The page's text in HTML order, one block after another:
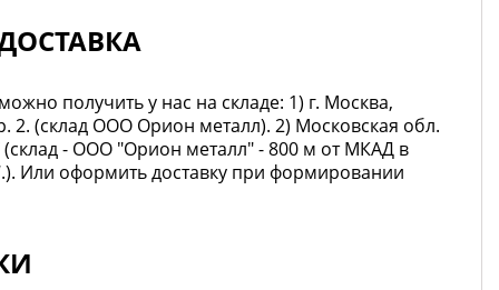
получить у нас на складе: 1) г. Москва,
2. (склад ООО Орион металл). 2) Московская обл.
(склад - ООО "Орион металл" - 800 м от МКАД в
Или оформить доставку при формировании